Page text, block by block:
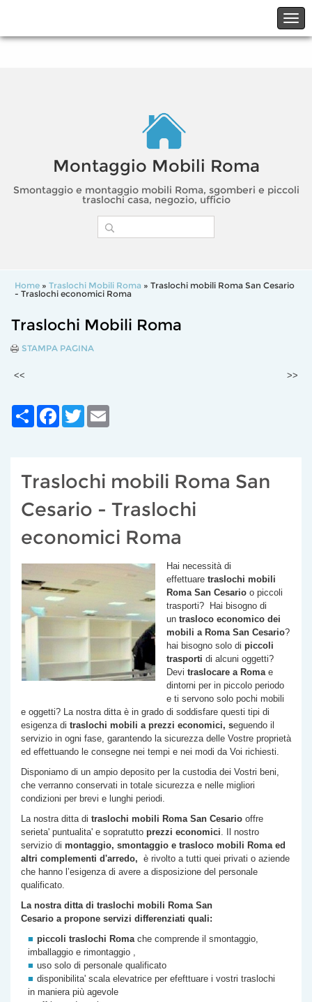
Montaggio Mobili Roma
Smontaggio e montaggio mobili Roma, sgomberi e piccoli
traslochi casa, negozio, ufficio
Home » Traslochi Mobili Roma » Traslochi mobili Roma San Cesario
- Traslochi economici Roma
Traslochi Mobili Roma
STAMPA PAGINA
<< >>
Share FacebookTwitter
Traslochi mobili Roma San
Cesario - Traslochi
economici Roma
Hai necessità di
effettuare traslochi mobili
Roma San Cesario o piccoli
trasporti? Hai bisogno di
un trasloco economico dei
mobili a Roma San Cesario?
hai bisogno solo di piccoli
trasporti di alcuni oggetti?
Devi traslocare a Romae
dintorni per in piccolo periodo
e ti servono solo pochi mobili
e oggetti? La nostra ditta è in grado di soddisfare questi tipi di
esigenza di traslochi mobili a prezzi economici, seguendo il
servizio in ogni fase, garantendo la sicurezza delle Vostre proprietà
ed effettuando le consegne nei tempi e nei modi da Voi richiesti.
Disponiamo di un ampio deposito per la custodia dei Vostri beni,
che verranno conservati in totale sicurezza e nelle migliori
condizioni per brevi e lunghi periodi.
La nostra ditta di traslochi mobili Roma San Cesario offre
serieta' puntualita' e sopratutto prezzi economici. Il nostro
servizio di montaggio, smontaggio e trasloco mobili Roma ed
altri complementi d'arredo, è rivolto a tutti quei privati o aziende
che hanno l’esigenza di avere a disposizione del personale
qualificato.
La nostra ditta di traslochi mobili Roma San
Cesario a propone servizi differenziati quali:
piccoli traslochi Romache comprende il smontaggio,
imballaggio e rimontaggio ,
uso solo di personale qualificato
disponibilita' scala elevatrice per efefttuare i vostri traslochi
in maniera più agevole